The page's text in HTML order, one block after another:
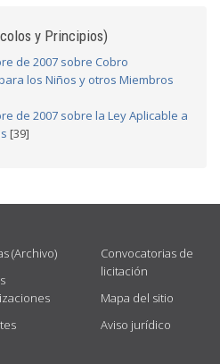
y Principios)
de 2007 sobre Cobro
los Niños y otros Miembros
de 2007 sobre la Ley Aplicable a
[39]
(Archivo)
Convocatorias de
licitación
Mapa del sitio
Aviso jurídico